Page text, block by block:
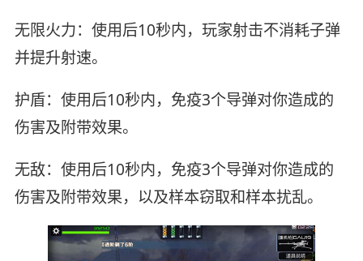
无限火力：使用后10秒内，玩家射击不消耗子弹
并提升射速。
护盾：使用后10秒内，免疫3个导弹对你造成的
伤害及附带效果。
无敌：使用后10秒内，免疫3个导弹对你造成的
伤害及附带效果，以及样本窃取和样本扰乱。